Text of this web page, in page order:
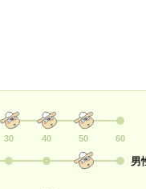
30 40 50 60
男